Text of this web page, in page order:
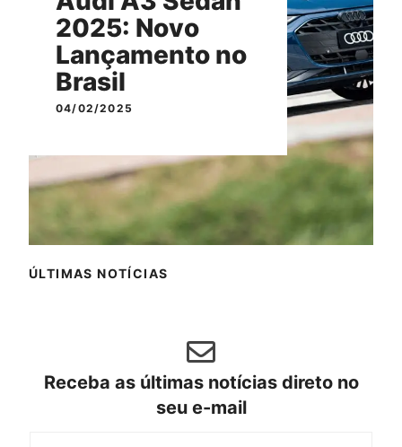
2025: Novo
Lançamento no
Brasil
04/02/2025
ÚLTIMAS NOTÍCIAS
Receba as últimas notícias direto no
seu e-mail